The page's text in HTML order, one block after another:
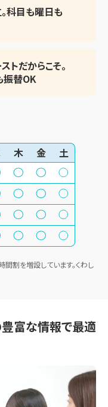
科目も曜日も
トだからこそ。
振替OK
木 金 土
割を増設しています。くわし
富な情報で最適